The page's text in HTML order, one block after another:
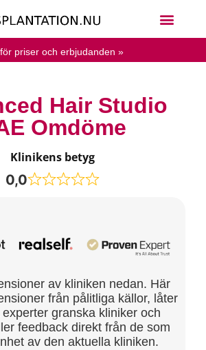
priser och erbjudanden »
Hair Studio
Omdöme
Klinikens betyg
0,0
av kliniken nedan. Här
från pålitliga källor, låter
granska kliniker och
feedback direkt från de som
av den aktuella kliniken.